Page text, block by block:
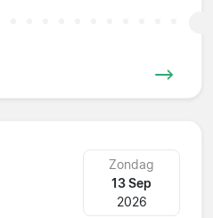
Zondag
13 Sep
2026